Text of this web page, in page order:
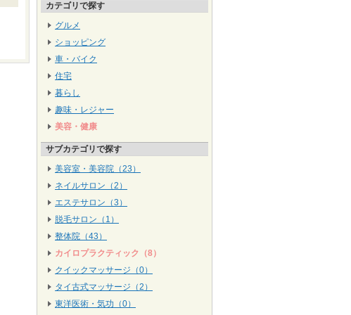
カテゴリで探す
グルメ
ショッピング
車・バイク
住宅
暮らし
趣味・レジャー
美容・健康
サブカテゴリで探す
美容室・美容院（23）
ネイルサロン（2）
エステサロン（3）
脱毛サロン（1）
整体院（43）
カイロプラクティック（8）
クイックマッサージ（0）
タイ古式マッサージ（2）
東洋医術・気功（0）